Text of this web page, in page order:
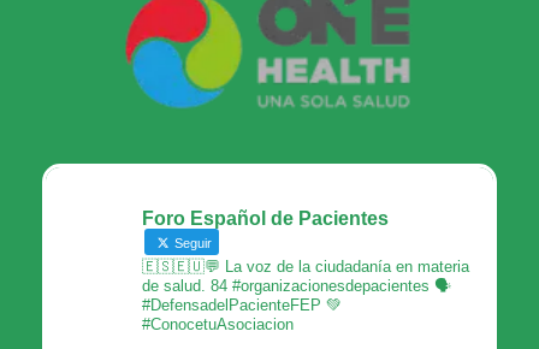
Foro Español de Pacientes
Seguir
🇪🇸🇪🇺💬 La voz de la ciudadanía en materia
de salud. 84 #organizacionesdepacientes 🗣
#DefensadelPacienteFEP 💚
#ConocetuAsociacion